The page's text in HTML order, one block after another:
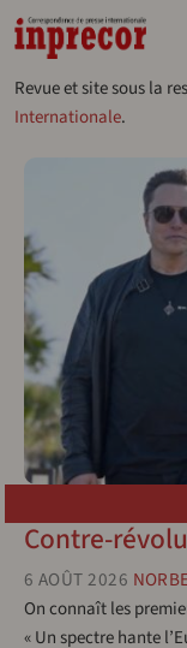
Aller au contenu principal
Revue et site sous la
Internationale.
Contre-
6 AOÛT 2026
On connaît les
« Un spectre hante